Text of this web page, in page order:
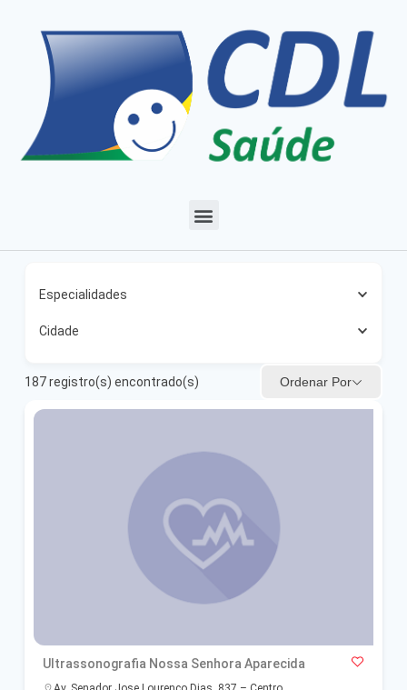
Especialidades
Cidade
187registro(s) encontrado(s) Ordenar Por
Ultrassonografia Nossa Senhora Aparecida